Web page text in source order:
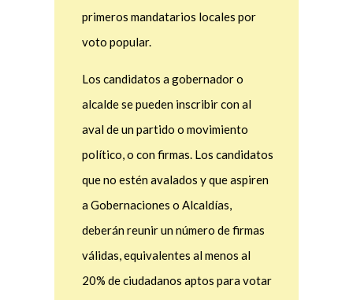
primeros mandatarios locales por
voto popular.
Los candidatos a gobernador o
alcalde se pueden inscribir con al
aval de un partido o movimiento
político, o con firmas. Los candidatos
que no estén avalados y que aspiren
a Gobernaciones o Alcaldías,
deberán reunir un número de firmas
válidas, equivalentes al menos al
20% de ciudadanos aptos para votar